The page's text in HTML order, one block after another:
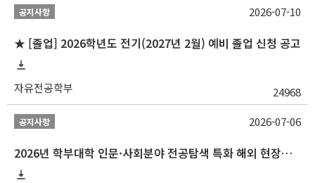
공지사항
★ [졸업] 2026학년도 전기(2027년 2월) 예비 졸업 신청 공고
자유전공학부 24968
2026-07-10
공지사항
2026년 학부대학 인문·사회분야 전공탐색 특화 해외 현장학습 프로그램(중국) 모집 안내
2026-07-06